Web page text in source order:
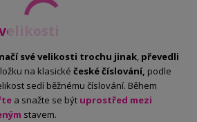
své velikosti trochu jinak, převedli
na klasické české číslování, podle
sedí běžnému číslování. Během
a snažte se být uprostřed mezi
stavem.